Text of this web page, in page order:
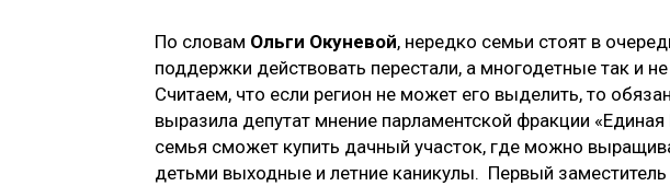
По словам Ольги Окуневой, нередко семьи стоят в
поддержки действовать перестали, а многодетные так и
Считаем, что если регион не может его выделить, то
выразила депутат мнение парламентской фракции
семья сможет купить дачный участок, где можно
детьми выходные и летние каникулы. Первый